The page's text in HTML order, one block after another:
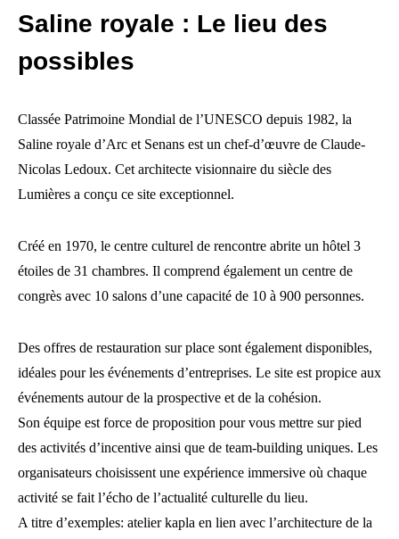
Saline royale : Le lieu des
possibles
Classée Patrimoine Mondial de l’UNESCO depuis 1982, la
Saline royale d’Arc et Senans est un chef-d’œuvre de Claude-
Nicolas Ledoux. Cet architecte visionnaire du siècle des
Lumières a conçu ce site exceptionnel.
Créé en 1970, le centre culturel de rencontre abrite un hôtel 3
étoiles de 31 chambres. Il comprend également un centre de
congrès avec 10 salons d’une capacité de 10 à 900 personnes.
Des offres de restauration sur place sont également disponibles,
idéales pour les événements d’entreprises. Le site est propice aux
événements autour de la prospective et de la cohésion.
Son équipe est force de proposition pour vous mettre sur pied
des activités d’incentive ainsi que de team-building uniques. Les
organisateurs choisissent une expérience immersive où chaque
activité se fait l’écho de l’actualité culturelle du lieu.
A titre d’exemples: atelier kapla en lien avec l’architecture de la